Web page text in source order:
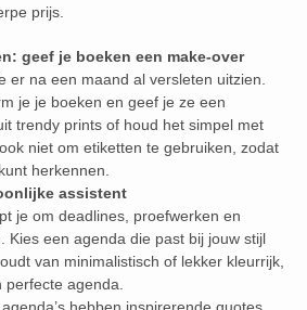
prijs.
geef je boeken een make-over
er na een maand al versleten uitzien.
je je boeken en geef je ze een
trendy prints of houd het simpel met
niet om etiketten te gebruiken, zodat
herkennen.
assistent
je om deadlines, proefwerken en
Kies een agenda die past bij jouw stijl
van minimalistisch of lekker kleurrijk,
perfecte agenda.